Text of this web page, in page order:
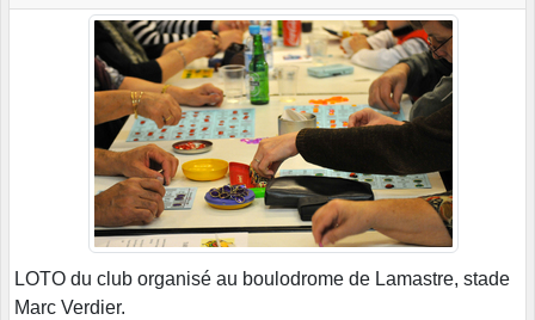
LOTO du club organisé au boulodrome de Lamastre, stade
Marc Verdier.